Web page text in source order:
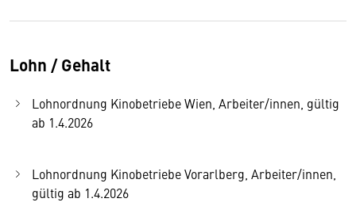
Lohn / Gehalt
Lohnordnung Kinobetriebe Wien, Arbeiter/innen, gültig
ab 1.4.2026
Lohnordnung Kinobetriebe Vorarlberg, Arbeiter/innen,
gültig ab 1.4.2026